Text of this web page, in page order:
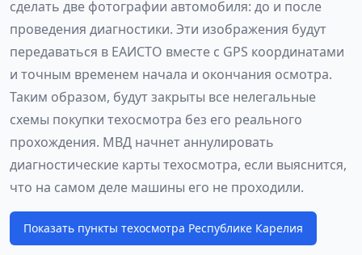
сделать две фотографии автомобиля: до и после
проведения диагностики. Эти изображения будут
передаваться в ЕАИСТО вместе с GPS координатами
и точным временем начала и окончания осмотра.
Таким образом, будут закрыты все нелегальные
схемы покупки техосмотра без его реального
прохождения. МВД начнет аннулировать
диагностические карты техосмотра, если выяснится,
что на самом деле машины его не проходили.
Показать пункты техосмотра Республике Карелия